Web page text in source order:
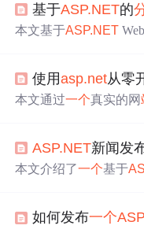
据库。详细讲解了各
分页显示、购物车操作
基于ASP.NET的
本文基于ASP.NET
化）、SQL Server物
程）、前端架构（母版
管理、分类树形结构递
关键技术点。
使用asp.net从零
本文通过一个真实的网
ASP.NET新闻发
本文介绍了一个基于
ET、服务器控件和数
如何发布一个